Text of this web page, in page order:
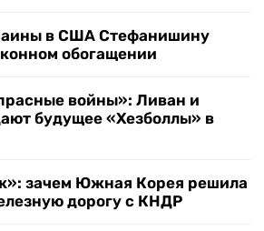
в США Стефанишину
обогащении
войны»: Ливан и
будущее «Хезболлы» в
зачем Южная Корея решила
дорогу с КНДР